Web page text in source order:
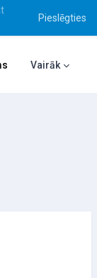
Pieslēgties
Vairāk